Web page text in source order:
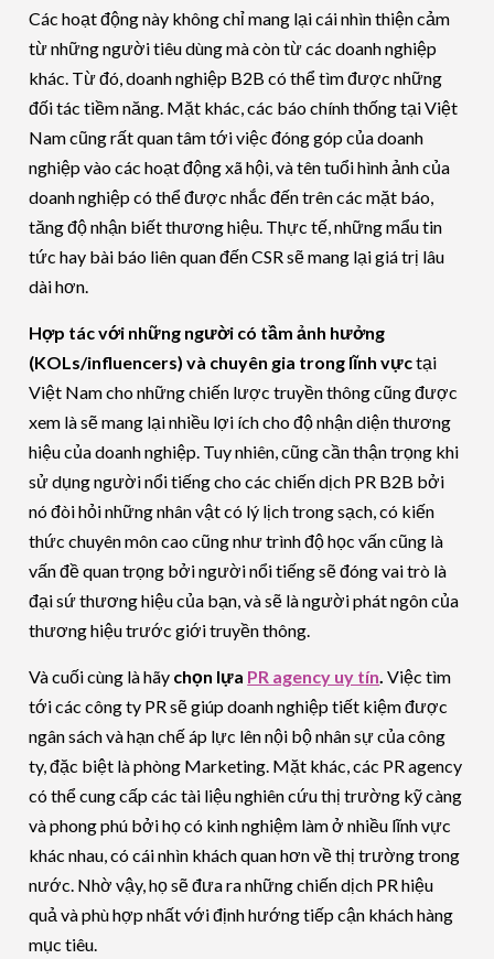
Các hoạt động này không chỉ mang lại cái nhìn thiện cảm
từ những người tiêu dùng mà còn từ các doanh nghiệp
khác. Từ đó, doanh nghiệp B2B có thể tìm được những
đối tác tiềm năng. Mặt khác, các báo chính thống tại Việt
Nam cũng rất quan tâm tới việc đóng góp của doanh
nghiệp vào các hoạt động xã hội, và tên tuổi hình ảnh của
doanh nghiệp có thể được nhắc đến trên các mặt báo,
tăng độ nhận biết thương hiệu. Thực tế, những mẩu tin
tức hay bài báo liên quan đến CSR sẽ mang lại giá trị lâu
dài hơn.
Hợp tác với những người có tầm ảnh hưởng
(KOLs/influencers) và chuyên gia trong lĩnh vựctại
Việt Nam cho những chiến lược truyền thông cũng được
xem là sẽ mang lại nhiều lợi ích cho độ nhận diện thương
hiệu của doanh nghiệp. Tuy nhiên, cũng cần thận trọng khi
sử dụng người nổi tiếng cho các chiến dịch PR B2B bởi
nó đòi hỏi những nhân vật có lý lịch trong sạch, có kiến
thức chuyên môn cao cũng như trình độ học vấn cũng là
vấn đề quan trọng bởi người nổi tiếng sẽ đóng vai trò là
đại sứ thương hiệu của bạn, và sẽ là người phát ngôn của
thương hiệu trước giới truyền thông.
Và cuối cùng là hãy chọn lựa PR agency uy tín .Việc tìm
tới các công ty PR sẽ giúp doanh nghiệp tiết kiệm được
ngân sách và hạn chế áp lực lên nội bộ nhân sự của công
ty, đặc biệt là phòng Marketing. Mặt khác, các PR agency
có thể cung cấp các tài liệu nghiên cứu thị trường kỹ càng
và phong phú bởi họ có kinh nghiệm làm ở nhiều lĩnh vực
khác nhau, có cái nhìn khách quan hơn về thị trường trong
nước. Nhờ vậy, họ sẽ đưa ra những chiến dịch PR hiệu
quả và phù hợp nhất với định hướng tiếp cận khách hàng
mục tiêu.